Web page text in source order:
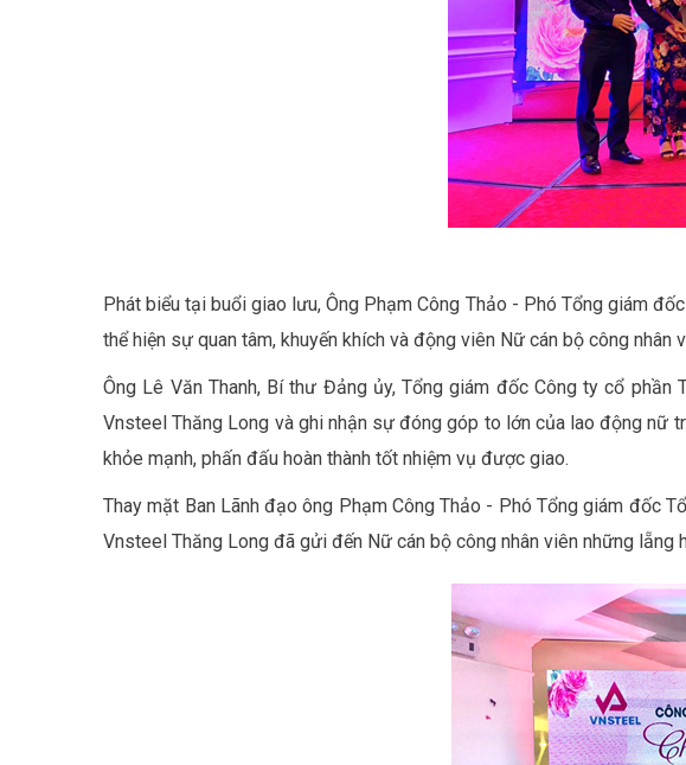
Phát biểu tại buổi giao lưu, Ông Phạm Công Thảo - Phó Tổng giám
thể hiện sự quan tâm, khuyến khích và động viên Nữ cán bộ công
Ông Lê Văn Thanh, Bí thư Đảng ủy, Tổng giám đốc Công ty cổ
Vnsteel Thăng Long và ghi nhận sự đóng góp to lớn của lao động nữ
khỏe mạnh, phấn đấu hoàn thành tốt nhiệm vụ được giao.
Thay mặt Ban Lãnh đạo ông Phạm Công Thảo - Phó Tổng giám đốc
Vnsteel Thăng Long đã gửi đến Nữ cán bộ công nhân viên những lẵng